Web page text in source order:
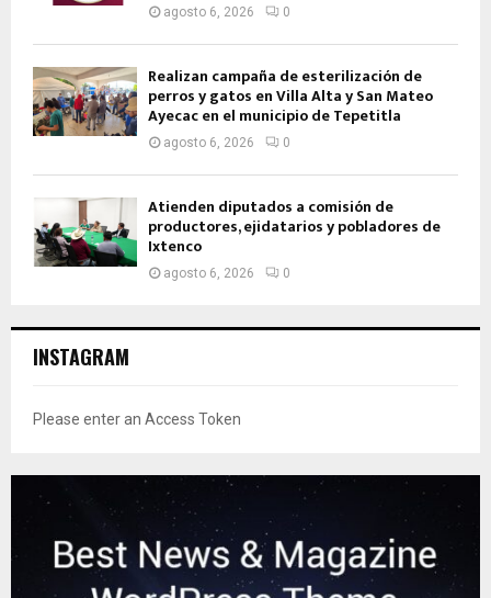
agosto 6, 2026 0
Realizan campaña de esterilización de
perros y gatos en Villa Alta y San Mateo
Ayecac en el municipio de Tepetitla
agosto 6, 2026 0
Atienden diputados a comisión de
productores, ejidatarios y pobladores de
Ixtenco
agosto 6, 2026 0
INSTAGRAM
Please enter an Access Token